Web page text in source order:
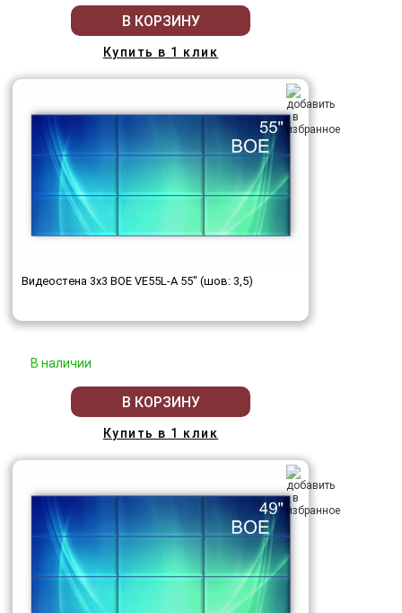
В КОРЗИНУ
Купить в 1 клик
Видеостена 3x3 BOE VE55L-A 55" (шов: 3,5)
В наличии
В КОРЗИНУ
Купить в 1 клик